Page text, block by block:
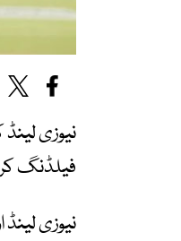
نیوزی
فیلڈنگ
نیوزی